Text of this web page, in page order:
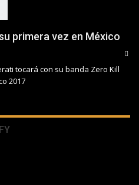
primera vez en México
tocará con su banda Zero Kill
2017